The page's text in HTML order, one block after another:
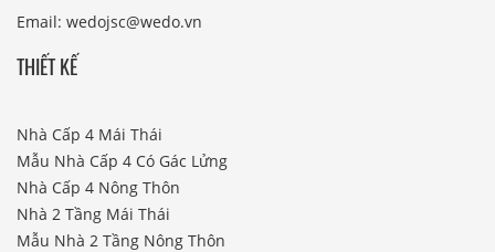
Email: wedojsc@wedo.vn
THIẾT KẾ
Nhà Cấp 4 Mái Thái
Mẫu Nhà Cấp 4 Có Gác Lửng
Nhà Cấp 4 Nông Thôn
Nhà 2 Tầng Mái Thái
Mẫu Nhà 2 Tầng Nông Thôn